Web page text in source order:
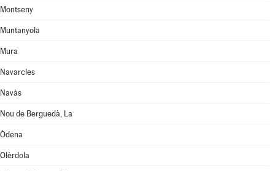
Montseny
Muntanyola
Mura
Navarcles
Navàs
Nou de Berguedà, La
Òdena
Olèrdola